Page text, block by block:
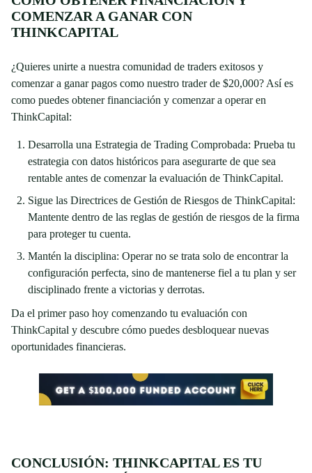
COMENZAR A GANAR CON
THINKCAPITAL
¿Quieres unirte a nuestra comunidad de traders exitosos y
comenzar a ganar pagos como nuestro trader de $20,000? Así es
como puedes obtener financiación y comenzar a operar en
ThinkCapital:
Desarrolla una Estrategia de Trading Comprobada: Prueba tu
estrategia con datos históricos para asegurarte de que sea
rentable antes de comenzar la evaluación de ThinkCapital.
Sigue las Directrices de Gestión de Riesgos de ThinkCapital:
Mantente dentro de las reglas de gestión de riesgos de la firma
para proteger tu cuenta.
Mantén la disciplina: Operar no se trata solo de encontrar la
configuración perfecta, sino de mantenerse fiel a tu plan y ser
disciplinado frente a victorias y derrotas.
Da el primer paso hoy comenzando tu evaluación con
ThinkCapital y descubre cómo puedes desbloquear nuevas
oportunidades financieras.
CONCLUSIÓN: THINKCAPITAL ES TU